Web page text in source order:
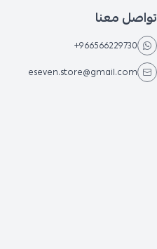
تواصل معنا
+966566229730
eseven.store@gmail.com